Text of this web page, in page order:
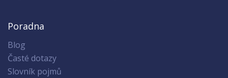
Poradna
Blog
Časté dotazy
Slovník pojmů